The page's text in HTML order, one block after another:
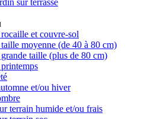
sur terrasse
et couvre-sol
moyenne (de 40 à 80 cm)
taille (plus de 80 cm)
et/ou hiver
terrain humide et/ou frais